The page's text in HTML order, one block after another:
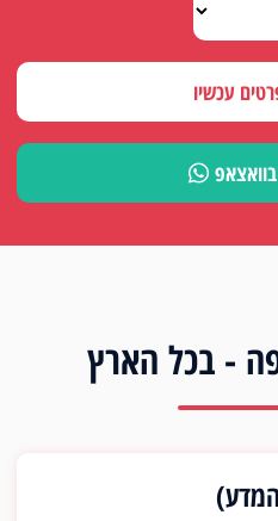
עכשיו
- בכל הארץ